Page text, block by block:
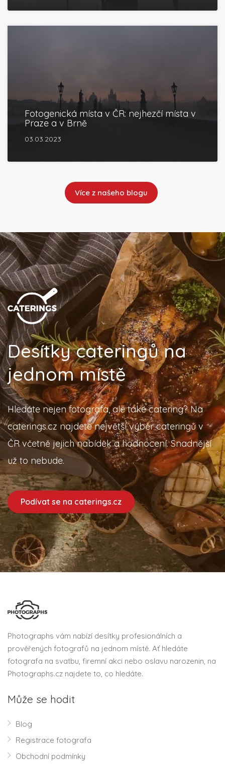
Fotogenická místa v ČR: nejhezčí místa v
Praze a v Brně
03.03.2023
Více z našeho blogu
Desítky cateringů na
jednom místě
Hledáte nejen fotografa, ale také catering? Na
caterings.cz najdete největší výběr cateringů v
ČR včetně jejich nabídek a hodnocení. Snadnější
už to nebude.
Podívat se na caterings.cz
Photographs vám nabízí desítky profesionálních a
prověřených fotografů na jednom místě. Ať hledáte
fotografa na svatbu, firemní akci nebo oslavu narozenin, na
Photographs.cz najdete to, co hledáte.
Může se hodit
Blog
Registrace fotografa
Obchodní podmínky